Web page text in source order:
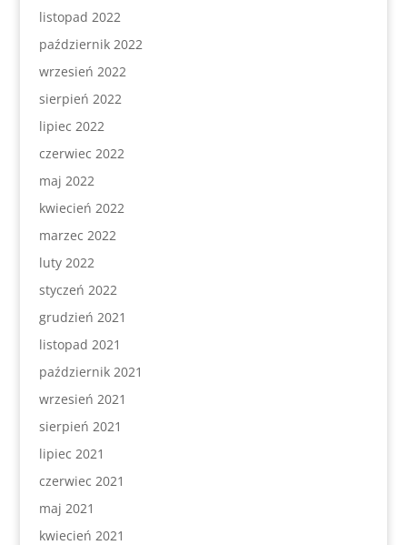
listopad 2022
październik 2022
wrzesień 2022
sierpień 2022
lipiec 2022
czerwiec 2022
maj 2022
kwiecień 2022
marzec 2022
luty 2022
styczeń 2022
grudzień 2021
listopad 2021
październik 2021
wrzesień 2021
sierpień 2021
lipiec 2021
czerwiec 2021
maj 2021
kwiecień 2021